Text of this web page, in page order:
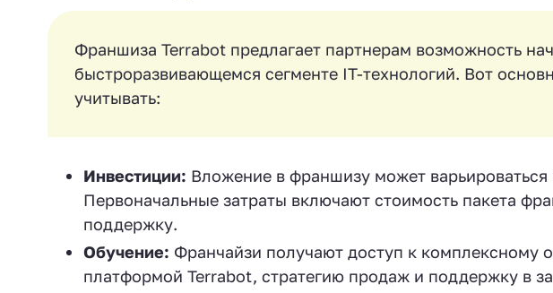
Франшиза Terrabot предлагает партнерам возможность
быстроразвивающемся сегменте IT-технологий. Вот
учитывать:
Инвестиции: Вложение в франшизу может варьироваться
Первоначальные затраты включают стоимость пакета
поддержку.
Обучение: Франчайзи получают доступ к комплексному
платформой Terrabot, стратегию продаж и поддержку в